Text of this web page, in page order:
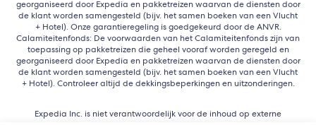
georganiseerd door Expedia en pakketreizen waarvan de diensten door
de klant worden samengesteld (bijv. het samen boeken van een Vlucht
+ Hotel). Onze garantieregeling is goedgekeurd door de ANVR.
Calamiteitenfonds: De voorwaarden van het Calamiteitenfonds zijn van
toepassing op pakketreizen die geheel vooraf worden geregeld en
georganiseerd door Expedia en pakketreizen waarvan de diensten door
de klant worden samengesteld (bijv. het samen boeken van een Vlucht
+ Hotel). Controleer altijd de dekkingsbeperkingen en uitzonderingen.
Expedia Inc. is niet verantwoordelijk voor de inhoud op externe